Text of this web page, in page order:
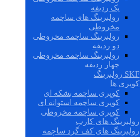
یک ردیفه
رولبرینگ های ساچمه
مخروطی
رولبرینگ ساچمه مخروطی
دو ردیفه
رولبرینگ ساچمه مخروطی
چهار ردیفه
SKF رولبرینگ
کوپری ها
کوپری ساچمه بشکه ای
کوپری ساچمه استوانه ای
کوپری ساچمه مخروطی
رولبرینگ های کارب
رولبرینگ های کف گرد ساچمه